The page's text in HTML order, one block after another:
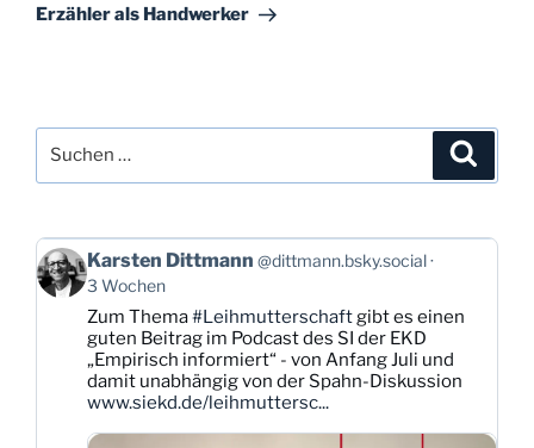
Beitrag
Erzähler als Handwerker
nach:
Beitrag
von
Karsten
Dittmann
Bluesky
ansehen
Karsten Dittmann @dittmann.bsky.social
3 Wochen
Zum Thema#Leihmutterschaftgibt es einen
guten Beitrag im Podcast des SI der EKD
„Empirisch informiert“ - von Anfang Juli und
damit unabhängig von der Spahn-Diskussion
www.siekd.de/leihmuttersc...